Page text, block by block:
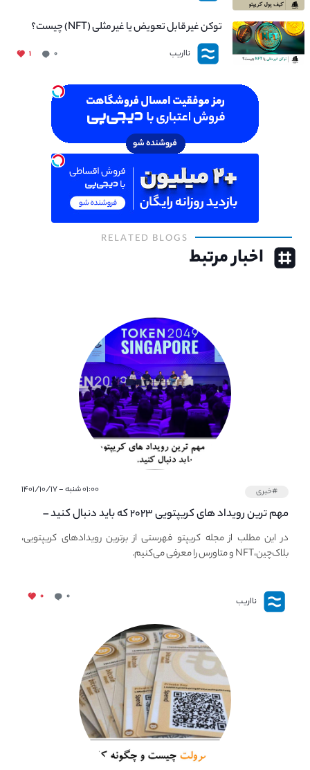
توکن غیر قابل تعویض یا غیر مثلی (NFT) چیست؟
نااریب ۰ ۱
RELATED BLOGS
اخبار مرتبط
#خبری ۰۱:۰۰ شنبه - ۱۴۰۱/۱۰/۱۷
مهم ترین رویداد های کریپتویی ۲۰۲۳ که باید دنبال کنید –
معرفی بهترین رویداد های جهانی
در این مطلب از مجله کریپتو فهرستی از برترین رویدادهای کریپتویی،
بلاک‌چین،NFT و متاورس را معرفی می‌کنیم.
نااریب ۰ ۰